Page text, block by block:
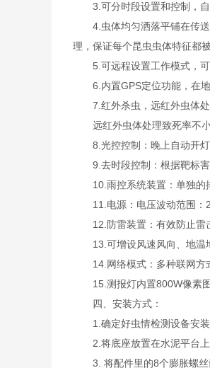
3.可分时段设置和控制，自
4.虫体均匀洒落平铺在传送
理，保证每个昆虫虫体特征都被
5.可远程设置工作模式，可
6.内置GPS定位功能，在地
7.红外杀虫，远红外虫体处
远红外虫体处理致死率不小
8.光控控制：晚上自动开灯
9.去时段控制：根据靶标害
10.雨控系统装置：单独的排
11.电源：电压波动范围：
12.防雷装置：有效防止雷
13.可增设风速风向、地温
14.网络模式：多种联网方
15.测报灯内置800W像素图
四、安装方式：
1.确定好虫情检测设备安装
2.将底座放置在水泥平台上
3. 将配件里的8个膨胀螺丝